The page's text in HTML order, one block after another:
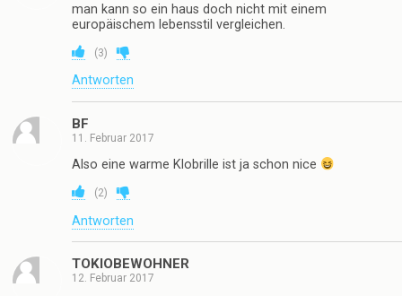
man kann so ein haus doch nicht mit einem
europäischem lebensstil vergleichen.
(3)
Antworten
BF
11. Februar 2017
Also eine warme Klobrille ist ja schon nice
(2)
Antworten
TOKIOBEWOHNER
12. Februar 2017